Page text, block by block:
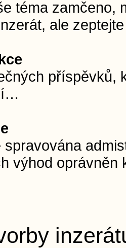
téma zamčeno,
ale
příspěvků,
výhod